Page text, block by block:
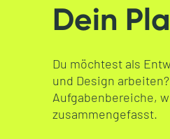
Dein
Du möchtest als
und Design
Aufgabenbereiche,
zusammengefasst.